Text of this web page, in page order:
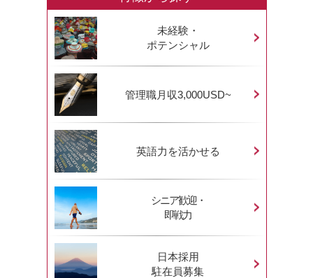
未経験・
ポテンシャル
管理職月収3,000USD~
英語力を活かせる
シニア歓迎・
即戦力
日本採用
駐在員募集